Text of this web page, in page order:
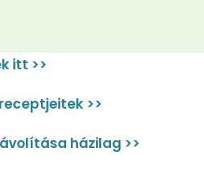
itt >>
>>
házilag >>